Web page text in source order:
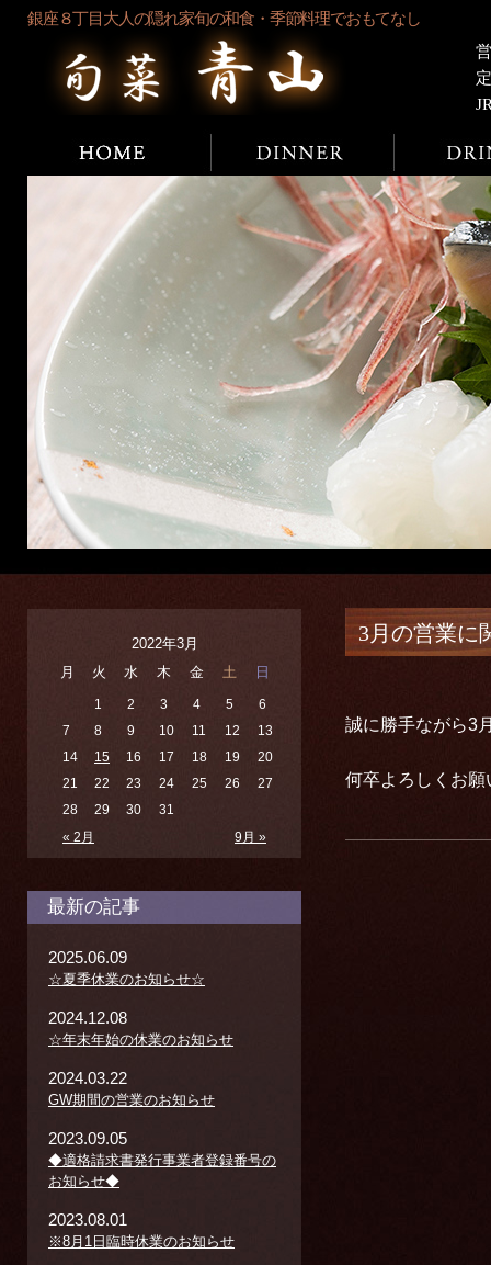
銀座８丁目大人の隠れ家旬の和食・季節料理でおもてなし
ホーム ディナー
3月の営業に
誠に勝手ながら3
何卒よろしくお
2022年3月
月
火 水 木 金 土 日
« 2月 9月 »
1 2 3 4 5
6
7
8 9 10 11 12
13
14
15 16 17 18 19
20
21
22 23 24 25 26
27
28
29 30 31
最新の記事
2025.06.09
☆夏季休業のお知らせ☆
2024.12.08
☆年末年始の休業のお知らせ
2024.03.22
GW期間の営業のお知らせ
2023.09.05
◆適格請求書発行事業者登録番号の
お知らせ◆
2023.08.01
※8月1日臨時休業のお知らせ